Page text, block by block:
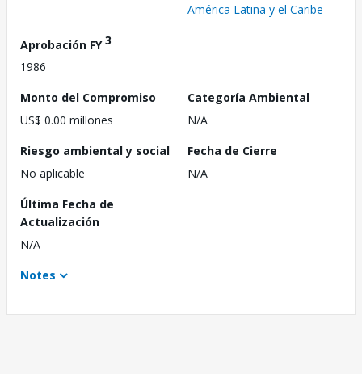
América Latina y el Caribe
Aprobación FY3
1986
Monto del Compromiso
US$ 0.00 millones
Categoría Ambiental
N/A
Riesgo ambiental y social
No aplicable
Fecha de Cierre
N/A
Última Fecha de
Actualización
N/A
Notes